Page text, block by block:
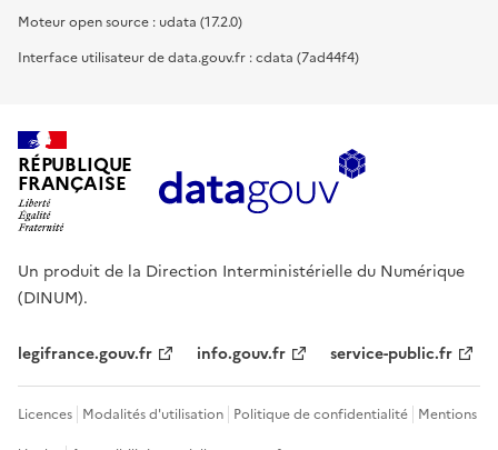
Moteur open source : udata (17.2.0)
Interface utilisateur de data.gouv.fr : cdata (7ad44f4)
RÉPUBLIQUE
FRANÇAISE
Un produit de la Direction Interministérielle du Numérique
(DINUM).
legifrance.gouv.fr info.gouv.fr service-public.fr
Licences Modalités d'utilisation Politique de confidentialité Mentions